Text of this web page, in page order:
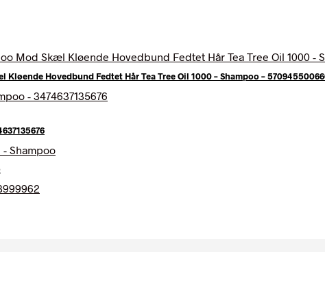
Hovedbund Fedtet Hår Tea Tree Oil 1000 – Shampoo –